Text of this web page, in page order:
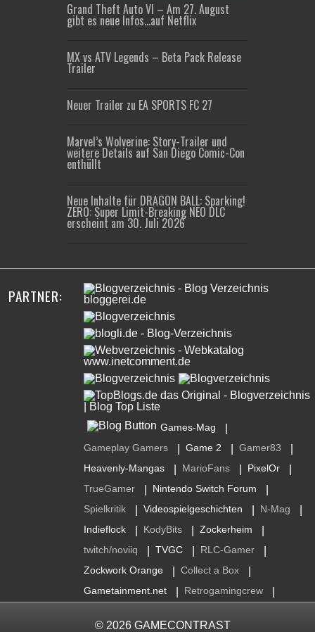
Grand Theft Auto VI – Am 27. August
gibt es neue Infos…auf Netflix
MX vs ATV Legends – Beta Pack Release
Trailer
Neuer Trailer zu EA SPORTS FC 27
Marvel’s Wolverine: Story-Trailer und
weitere Details auf San Diego Comic-Con
enthüllt
Neue Inhalte für DRAGON BALL: Sparking!
ZERO: Super Limit-Breaking NEO DLC
erscheint am 30. Juli 2026
PARTNER:
Games-Mag
Gameplay Gamers Game 2 Gamer83
Heavenly-Mangas MarioFans PixelOr
TrueGamer Nintendo Switch Forum
Spielkritik Videospielgeschichten N-Mag
Indieflock KodyBits Zockerheim
twitch/noviiq TVGC RLC-Gamer
Zockwork Orange Collect a Box
Gametainment.net Retrogamingcrew
© 2026 GAMECONTRAST